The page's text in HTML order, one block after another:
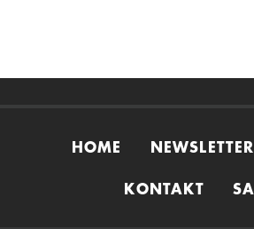
HOME NEWSLETTER
KONTAKT